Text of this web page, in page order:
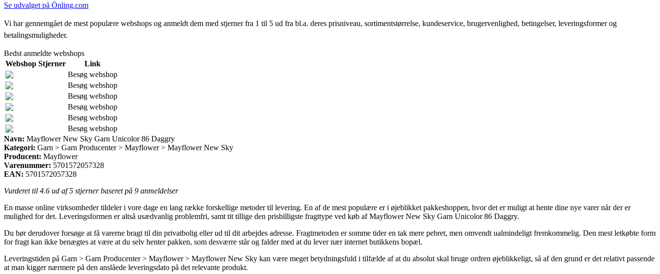
Se udvalget på Önling.com
Vi har gennemgået de mest populære webshops og anmeldt dem med stjerner fra 1 til 5 ud fra bl.a. deres prisniveau, sortimentstørrelse, kundeservice, brugervenlighed, betingelser, leveringsformer og
betalingsmuligheder.
Bedst anmeldte webshops
Webshop Stjerner
Link
Besøg webshop
Besøg webshop
Besøg webshop
Besøg webshop
Besøg webshop
Besøg webshop
Navn: Mayflower New Sky Garn Unicolor 86 Daggry
Kategori: Garn > Garn Producenter > Mayflower > Mayflower New Sky
Producent: Mayflower
Varenummer: 5701572057328
EAN: 5701572057328
Vurderet til 4.6 ud af 5 stjerner baseret på 9 anmeldelser
En masse online virksomheder tildeler i vore dage en lang række forskellige metoder til levering. En af de mest populære er i øjeblikket pakkeshoppen, hvor det er muligt at hente dine nye varer når der er
mulighed for det. Leveringsformen er altså usædvanlig problemfri, samt tit tillige den prisbilligste fragttype ved køb af Mayflower New Sky Garn Unicolor 86 Daggry.
Du bør derudover forsøge at få varerne bragt til din privatbolig eller ud til dit arbejdes adresse. Fragtmetoden er somme tider en tak mere pebret, men omvendt ualmindeligt fremkommelig. Den mest letkøbte form
for fragt kan ikke benægtes at være at du selv henter pakken, som desværre står og falder med at du lever nær internet butikkens bopæl.
Leveringstiden på Garn > Garn Producenter > Mayflower > Mayflower New Sky kan være meget betydningsfuld i tilfælde af at du absolut skal bruge ordren øjeblikkeligt, så af den grund er det relativt passende
at man kigger nærmere på den anslåede leveringsdato på det relevante produkt.